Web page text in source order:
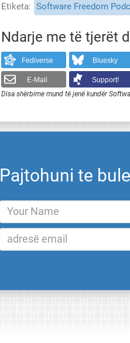
Etiketa Software Freedom
Ndarje me të tjerët
Fediverse Bluesky
E-Mail
Support!
Disa shërbime mund të jenë kundër
Pajtohuni te